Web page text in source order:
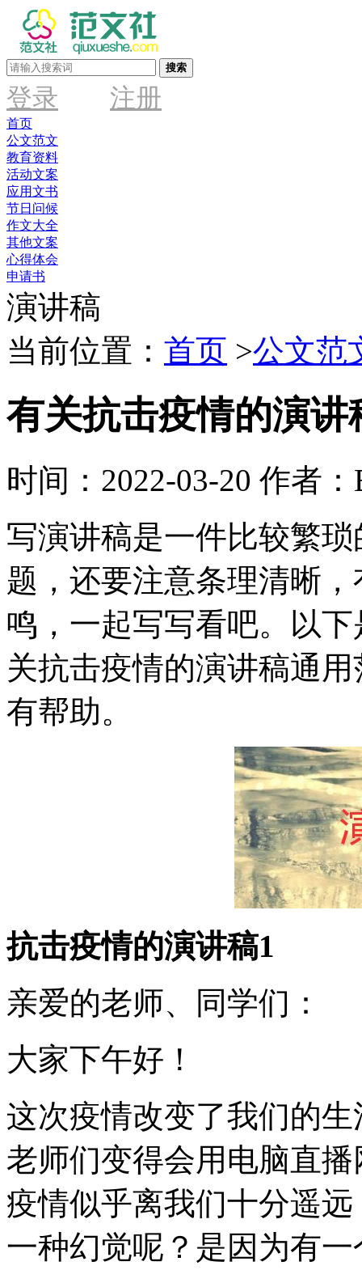
搜索
登录 注册
首页
公文范文
教育资料
活动文案
应用文书
节日问候
作文大全
其他文案
心得体会
申请书
演讲稿
当前位置： 首页 >公文范
有关抗击疫情的演讲
时间：2022-03-20 作者：
写演讲稿是一件比较繁
题，还要注意条理清晰
鸣，一起写写看吧。以
关抗击疫情的演讲稿通
有帮助。
抗击疫情的演讲稿1
亲爱的老师、同学们：
大家下午好！
这次疫情改变了我们的
老师们变得会用电脑直
疫情似乎离我们十分遥
一种幻觉呢？是因为有